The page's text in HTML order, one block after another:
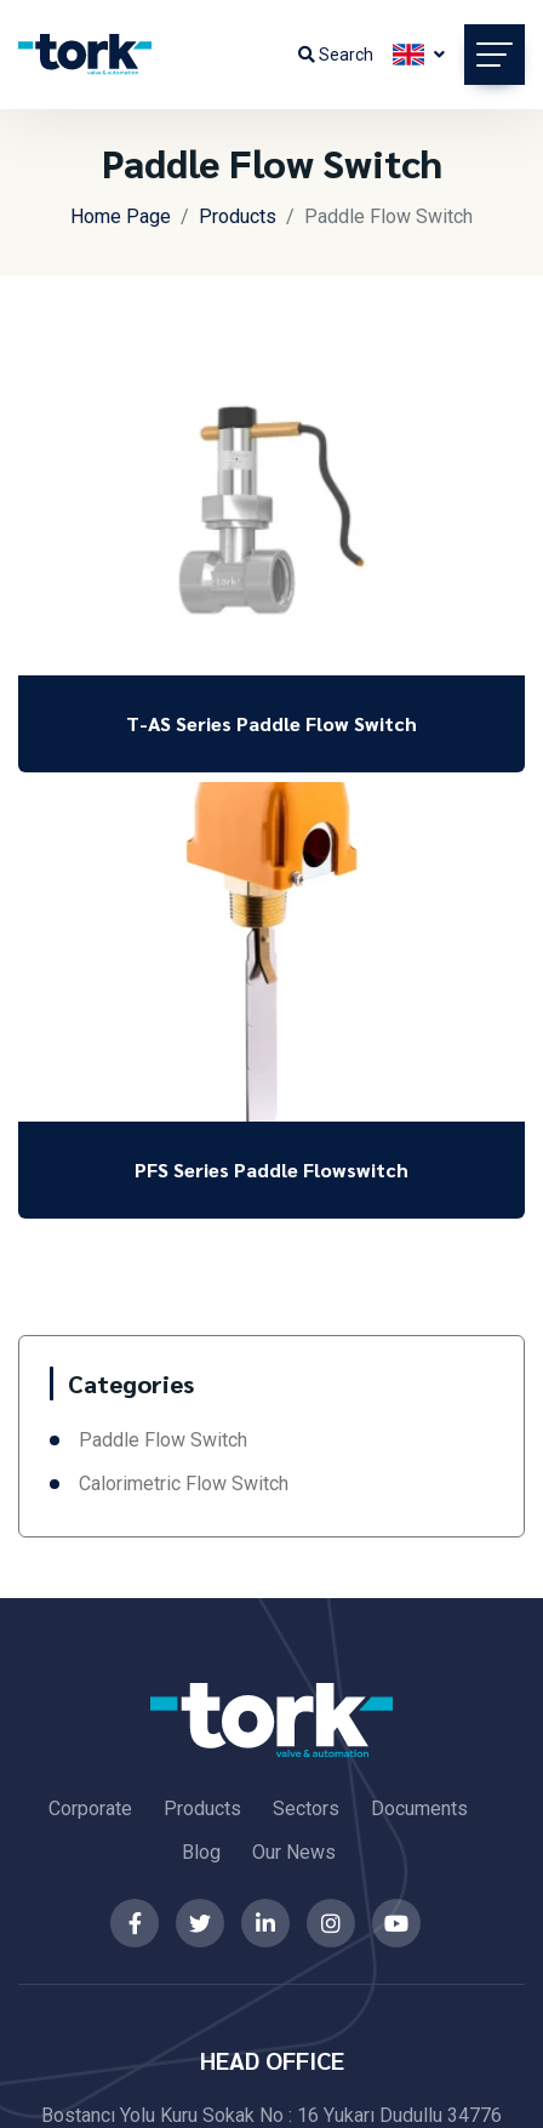
Search
Paddle Flow Switch
Home Page Products Paddle Flow Switch
T-AS Series Paddle Flow Switch
PFS Series Paddle Flowswitch
Categories
Paddle Flow Switch
Calorimetric Flow Switch
Corporate Products Sectors
Documents
Blog
Our News
HEAD OFFICE
Bostancı Yolu Kuru Sokak No : 16 Yukarı Dudullu 34776